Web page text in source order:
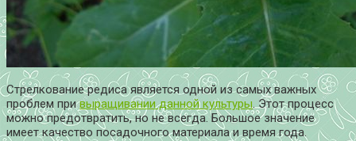
Стрелкование редиса является одной из самых важных
проблем привыращивании данной культуры. Этот процесс
можно предотвратить, но не всегда. Большое значение
имеет качество посадочного материала и время года.